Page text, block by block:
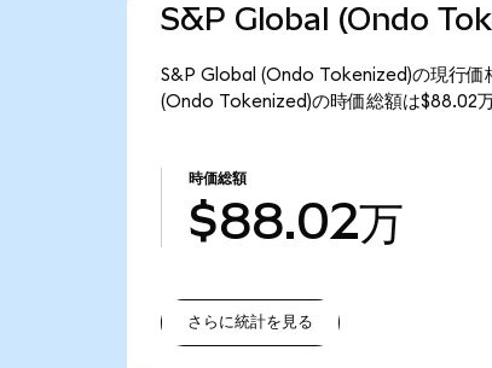
S&P Global (Ondo
S&P Global (Ondo Tokenized)の現行価
(Ondo Tokenized)の時価総額は$88.02万
時価総額
$88.02万
さらに統計を見る